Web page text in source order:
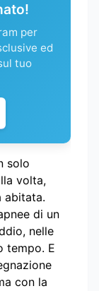
per
ed
tuo
solo
volta,
abitata.
di un
nelle
tempo. E
con la